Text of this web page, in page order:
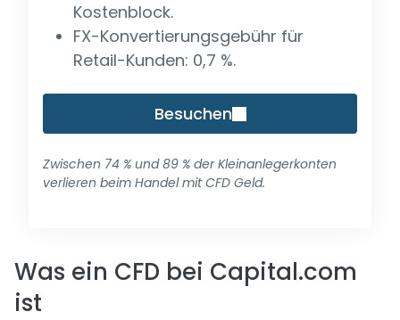
Kostenblock.
FX-Konvertierungsgebühr für
Retail-Kunden: 0,7 %.
Besuchen
Zwischen 74 % und 89 % der Kleinanlegerkonten
verlieren beim Handel mit CFD Geld.
Was ein CFD bei Capital.com
ist